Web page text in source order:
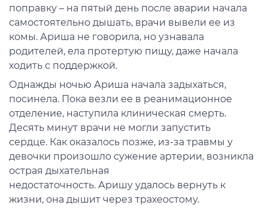
поправку – на пятый день после аварии начала
самостоятельно дышать, врачи вывели ее из
комы. Ариша не говорила, но узнавала
родителей, ела протертую пищу, даже начала
ходить с поддержкой.
Однажды ночью Ариша начала задыхаться,
посинела. Пока везли ее в реанимационное
отделение, наступила клиническая смерть.
Десять минут врачи не могли запустить
сердце. Как оказалось позже, из-за травмы у
девочки произошло сужение артерии, возникла
острая дыхательная
недостаточность. Аришу удалось вернуть к
жизни, она дышит через трахеостому.